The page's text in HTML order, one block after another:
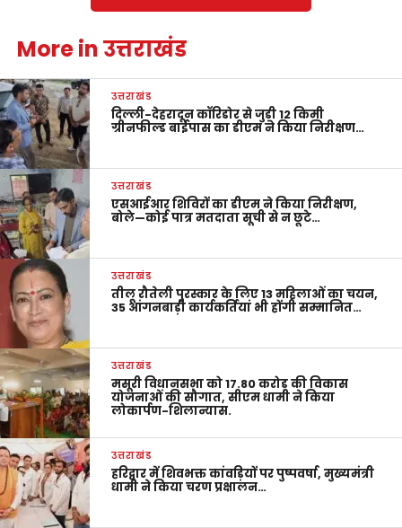
More in उत्तराखंड
उत्तराखंड
दिल्ली-देहरादून कॉरिडोर से जुड़ी 12 किमी
ग्रीनफील्ड बाईपास का डीएम ने किया निरीक्षण…
उत्तराखंड
एसआईआर शिविरों का डीएम ने किया निरीक्षण,
बोले—कोई पात्र मतदाता सूची से न छूटे…
उत्तराखंड
तीलू रौतेली पुरस्कार के लिए 13 महिलाओं का चयन,
35 आंगनबाड़ी कार्यकर्तियां भी होंगी सम्मानित…
उत्तराखंड
मसूरी विधानसभा को 17.80 करोड़ की विकास
योजनाओं की सौगात, सीएम धामी ने किया
लोकार्पण-शिलान्यास.
उत्तराखंड
हरिद्वार में शिवभक्त कांवड़ियों पर पुष्पवर्षा, मुख्यमंत्री
धामी ने किया चरण प्रक्षालन…